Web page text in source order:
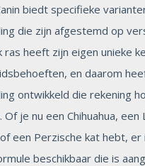
biedt specifieke
die zijn afgestemd op
ras heeft zijn eigen unieke
en daarom
ontwikkeld die rekening
je nu een Chihuahua, een
een Perzische kat hebt, er
beschikbaar die is